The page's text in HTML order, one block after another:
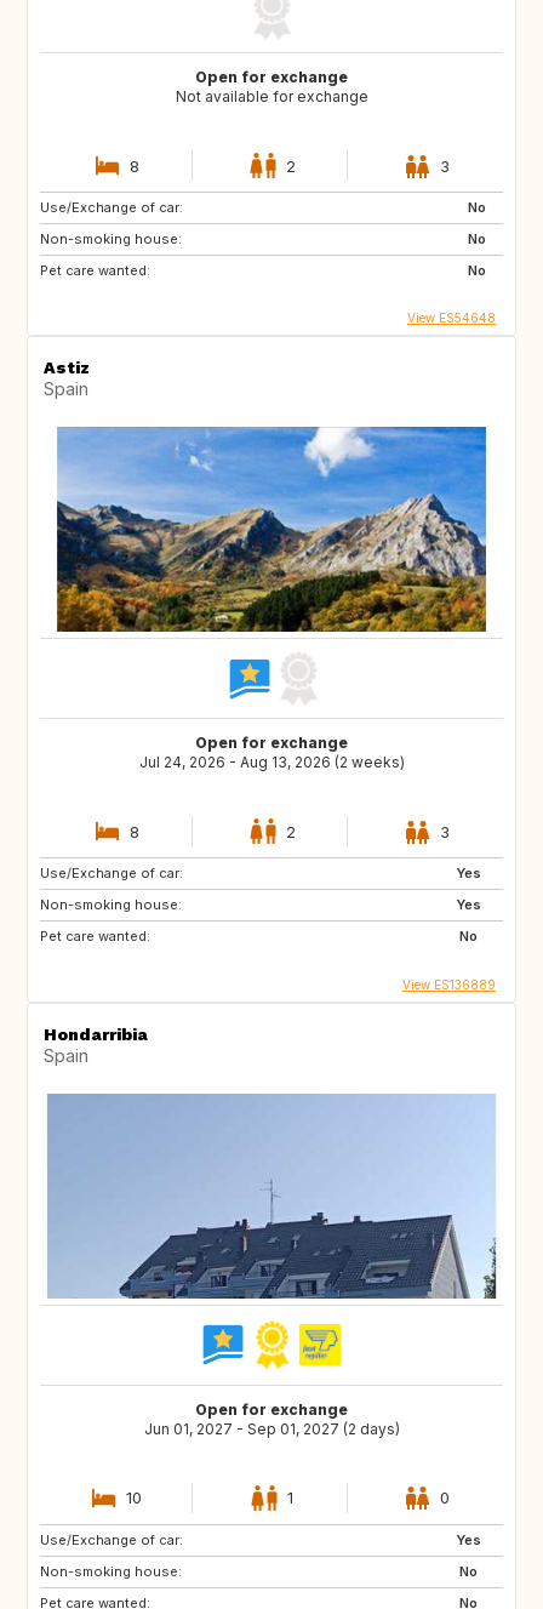
Open for exchange
Not available for exchange
8 2 3
Use/Exchange of car:
No
Non-smoking house:
No
Pet care wanted:
No
View ES54648
Astiz
Spain
Open for exchange
Jul 24, 2026 - Aug 13, 2026 (2 weeks)
8 2 3
Use/Exchange of car:
Yes
Non-smoking house:
Yes
Pet care wanted:
No
View ES136889
Hondarribia
Spain
Open for exchange
Jun 01, 2027 - Sep 01, 2027 (2 days)
10 1 0
Use/Exchange of car:
Yes
Non-smoking house:
No
Pet care wanted:
No
PT
ES